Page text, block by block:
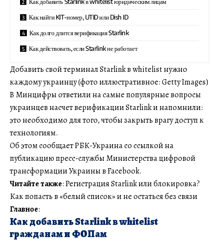
Как найти KIT-номер, UTID или Dish ID
Как долго длится верификация Starlink
Как действовать, если Starlink не работает
Добавить свой терминал Starlink в whitelist нужно
каждому украинцу (фото иллюстративное: Getty Images)
В Минцифры ответили на самые популярные вопросы
украинцев насчет верификации Starlink и напомнили:
это необходимо для того, чтобы закрыть врагу доступ к
технологиям.
Об этом сообщает РБК-Украина со ссылкой на
публикацию пресс-службы Министерства цифровой
трансформации Украины в Facebook.
Читайте также: Регистрация Starlink или блокировка?
Как попасть в «белый список» и не остаться без связи
Главное:
Как добавить Starlink в whitelist
гражданам и ФОПам